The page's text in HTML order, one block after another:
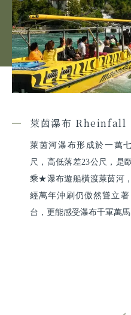
萊茵瀑布 Rheinfall
萊茵河瀑布形成於一萬
尺，高低落差23公尺，是
乘★瀑布遊船橫渡萊茵河
經萬年沖刷仍傲然聳立
台，更能感受瀑布千軍萬馬